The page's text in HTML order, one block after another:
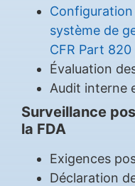
système de
CFR Part 820
Évaluation
Audit interne
Surveillance
la FDA
Exigences
Déclaration